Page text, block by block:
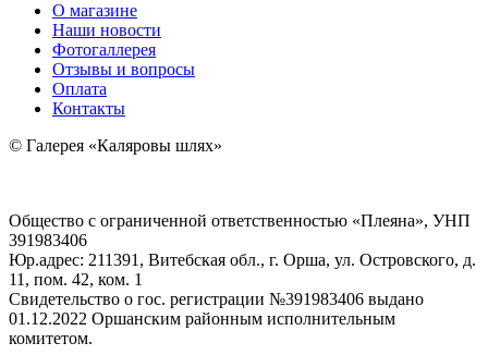
О магазине
Наши новости
Фотогаллерея
Отзывы и вопросы
Оплата
Контакты
© Галерея «Каляровы шлях»
Общество с ограниченной ответственностью «Плеяна», УНП
391983406
Юр.адрес: 211391, Витебская обл., г. Орша, ул. Островского, д.
11, пом. 42, ком. 1
Свидетельство о гос. регистрации №391983406 выдано
01.12.2022 Оршанским районным исполнительным
комитетом.